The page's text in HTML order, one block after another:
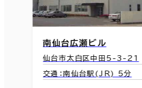
南仙台広瀬ビル
仙台市太白区中田5-3-21
交通：南仙台駅(JR) 5分